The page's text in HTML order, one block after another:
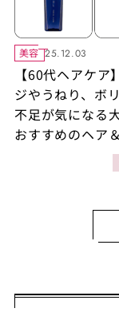
美容 25.12.03
【60代ヘアケア
ジやうねり、ボ
不足が気になる
おすすめのヘア
プオイル名品4